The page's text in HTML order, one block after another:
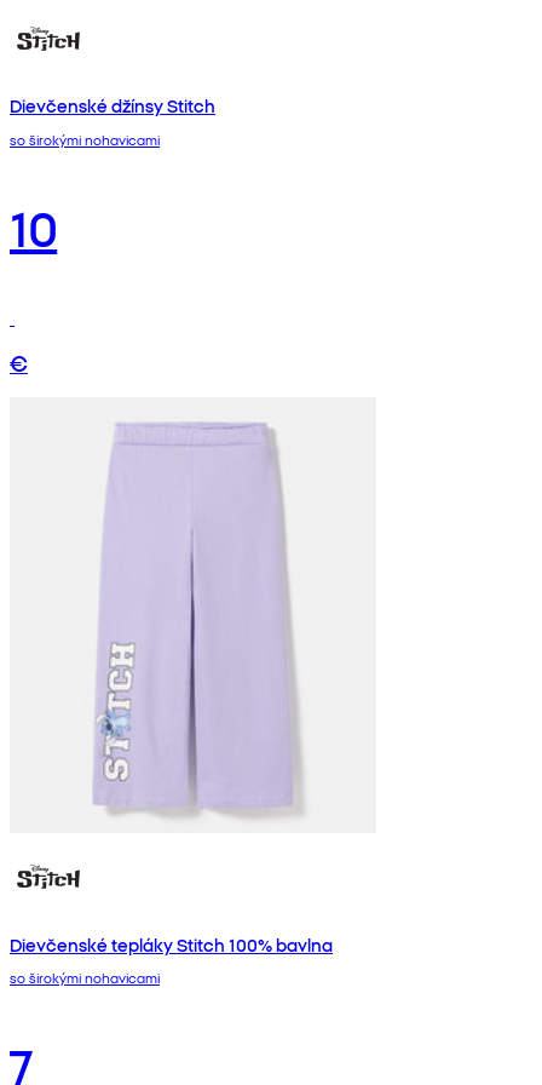
Dievčenské džínsy Stitch
so širokými nohavicami
10
€
Dievčenské tepláky Stitch 100% bavlna
so širokými nohavicami
7